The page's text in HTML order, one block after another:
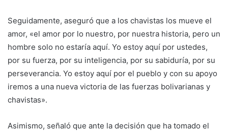
Seguidamente, aseguró que a los chavistas los mueve el
amor, «el amor por lo nuestro, por nuestra historia, pero un
hombre solo no estaría aquí. Yo estoy aquí por ustedes,
por su fuerza, por su inteligencia, por su sabiduría, por su
perseverancia. Yo estoy aquí por el pueblo y con su apoyo
iremos a una nueva victoria de las fuerzas bolivarianas y
chavistas».
Asimismo, señaló que ante la decisión que ha tomado el